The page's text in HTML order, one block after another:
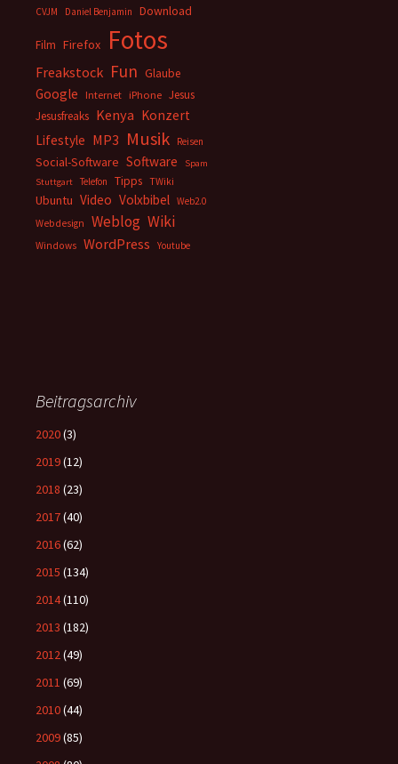
CVJM Daniel Benjamin Download
Film Firefox Fotos
Freakstock Fun Glaube
Google Internet iPhone Jesus
Jesusfreaks Kenya Konzert
Lifestyle MP3 Musik Reisen
Social-Software Software
Spam
Stuttgart
Telefon Tipps TWiki
Ubuntu Video Volxbibel Web2.0
Webdesign
Weblog Wiki
Windows WordPress Youtube
Beitragsarchiv
2020(3)
2019(12)
2018 (23)
2017(40)
2016(62)
2015 (134)
2014(110)
2013 (182)
2012(49)
2011 (69)
2010(44)
2009(85)